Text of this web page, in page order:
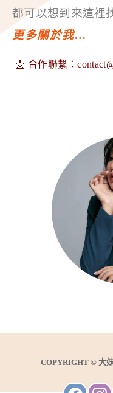
都可以想到來這裡
更多關於我…
📩 合作聯繫：
COPYRIGHT © 大